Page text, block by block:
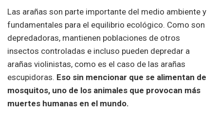
Las arañas son parte importante del medio ambiente y
fundamentales para el equilibrio ecológico. Como son
depredadoras, mantienen poblaciones de otros
insectos controladas e incluso pueden depredar a
arañas violinistas, como es el caso de las arañas
escupidoras. Eso sin mencionar que se alimentan de
mosquitos, uno de los animales que provocan más
muertes humanas en el mundo.